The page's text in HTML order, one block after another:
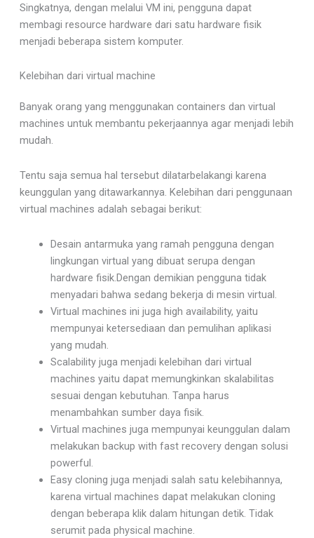
Singkatnya, dengan melalui VM ini, pengguna dapat
membagi resource hardware dari satu hardware fisik
menjadi beberapa sistem komputer.
Kelebihan dari virtual machine
Banyak orang yang menggunakan containers dan virtual
machines untuk membantu pekerjaannya agar menjadi lebih
mudah.
Tentu saja semua hal tersebut dilatarbelakangi karena
keunggulan yang ditawarkannya. Kelebihan dari penggunaan
virtual machines adalah sebagai berikut:
Desain antarmuka yang ramah pengguna dengan
lingkungan virtual yang dibuat serupa dengan
hardware fisik.Dengan demikian pengguna tidak
menyadari bahwa sedang bekerja di mesin virtual.
Virtual machines ini juga high availability, yaitu
mempunyai ketersediaan dan pemulihan aplikasi
yang mudah.
Scalability juga menjadi kelebihan dari virtual
machines yaitu dapat memungkinkan skalabilitas
sesuai dengan kebutuhan. Tanpa harus
menambahkan sumber daya fisik.
Virtual machines juga mempunyai keunggulan dalam
melakukan backup with fast recovery dengan solusi
powerful.
Easy cloning juga menjadi salah satu kelebihannya,
karena virtual machines dapat melakukan cloning
dengan beberapa klik dalam hitungan detik. Tidak
serumit pada physical machine.